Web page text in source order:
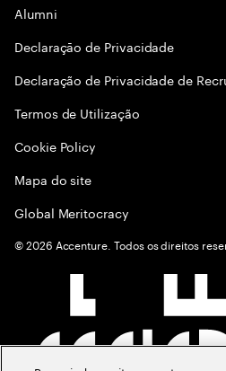
Alumni
Declaraçāo de Privacidade
Declaração de Privacidade de
Termos de Utilização
Cookie Policy
Mapa do site
Global Meritocracy
©2026 Accenture. Todos os direitos